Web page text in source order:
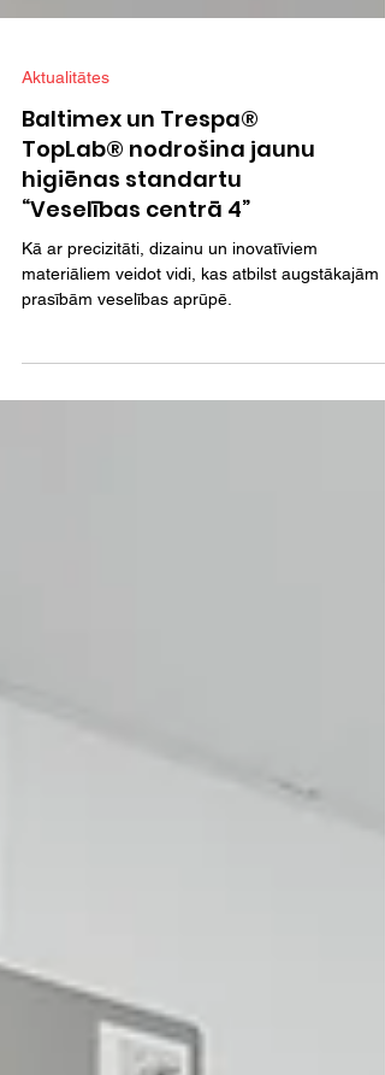
Aktualitātes
Baltimex un Trespa®
TopLab® nodrošina jaunu
higiēnas standartu
“Veselības centrā 4”
Kā ar precizitāti, dizainu un inovatīviem